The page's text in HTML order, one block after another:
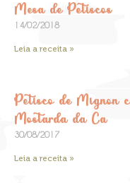
Mesa de Petiscos
14/02/2018
Leia a receita »
Petisco de Mignon
Mostarda da Ca
30/08/2017
Leia a receita »